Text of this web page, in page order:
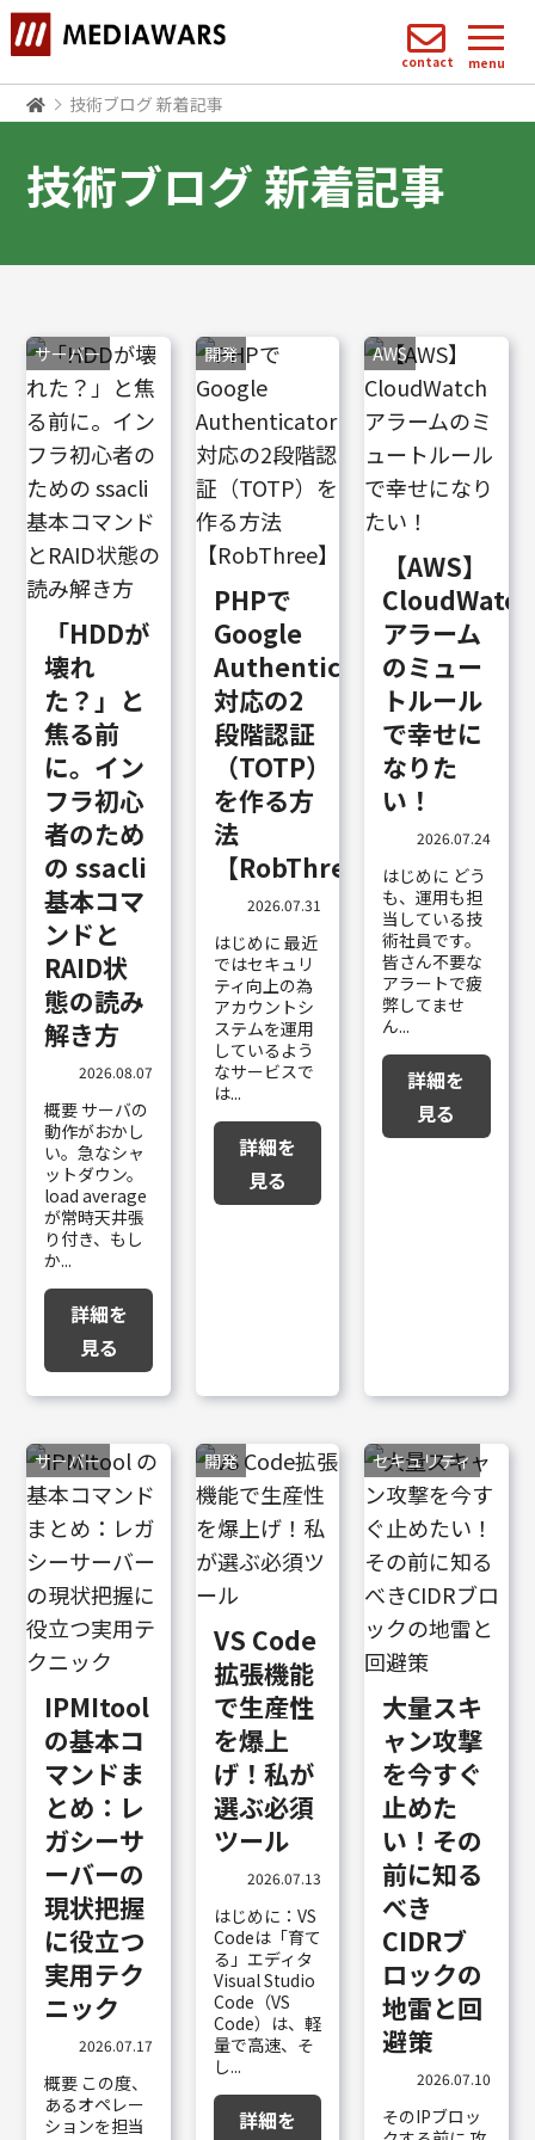
menu
contact
技術ブログ 新着記事
技術ブログ 新着記事
サーバー
「HDDが
壊れ
た？」と
焦る前
に。イン
フラ初心
者のため
の ssacli
基本コマ
ンドと
RAID状
態の読み
解き方
2026.08.07
概要 サーバの
動作がおかし
い。急なシャ
ットダウン。
load average
が常時天井張
り付き、もし
か...
詳細を
見る
開発
PHPで
Google
Authenticator
対応の2
段階認証
（TOTP）
を作る方
法
【RobThree】
2026.07.31
はじめに 最近
ではセキュリ
ティ向上の為
アカウントシ
ステムを運用
しているよう
なサービスで
は...
詳細を
見る
AWS
【AWS】
CloudWatch
アラーム
のミュー
トルール
で幸せに
なりた
い！
2026.07.24
はじめに どう
も、運用も担
当している技
術社員です。
皆さん不要な
アラートで疲
弊してませ
ん...
詳細を
見る
サーバー
IPMItool
の基本コ
マンドま
とめ：レ
ガシーサ
ーバーの
現状把握
に役立つ
実用テク
ニック
2026.07.17
概要 この度、
あるオペレー
ションを担当
開発
VS Code
拡張機能
で生産性
を爆上
げ！私が
選ぶ必須
ツール
2026.07.13
はじめに：VS
Codeは「育て
る」エディタ
Visual Studio
Code（VS
Code）は、軽
量で高速、そ
し...
詳細を
セキュリティ
大量スキ
ャン攻撃
を今すぐ
止めた
い！その
前に知る
べき
CIDRブ
ロックの
地雷と回
避策
2026.07.10
そのIPブロッ